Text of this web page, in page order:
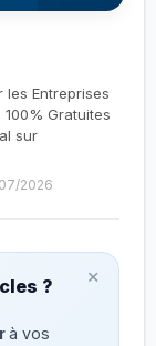
les Entreprises
100% Gratuites
sur
2026
×
?
à vos